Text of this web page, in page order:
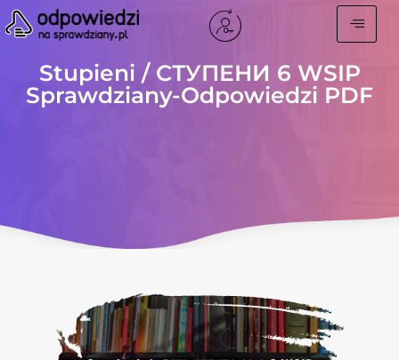
Stupieni / СТУПЕНИ 6 WSIP
Sprawdziany-Odpowiedzi PDF